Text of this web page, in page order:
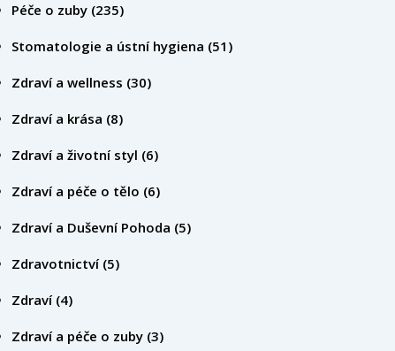
Péče o zuby (235)
Stomatologie a ústní hygiena (51)
Zdraví a wellness (30)
Zdraví a krása (8)
Zdraví a životní styl (6)
Zdraví a péče o tělo (6)
Zdraví a Duševní Pohoda (5)
Zdravotnictví (5)
Zdraví (4)
Zdraví a péče o zuby (3)